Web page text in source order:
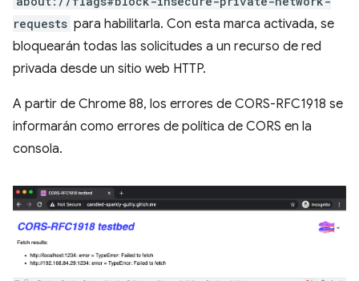
requests para habilitarla. Con esta marca activada, se
bloquearán todas las solicitudes a un recurso de red
privada desde un sitio web HTTP.
A partir de Chrome 88, los errores de CORS-RFC1918 se
informarán como errores de política de CORS en la
consola.